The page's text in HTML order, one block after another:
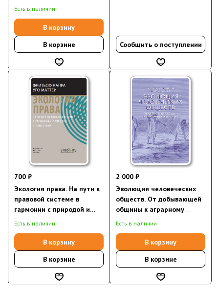
преодоления мировой
Есть в наличии
В корзину
В корзине
Сообщить о поступлении
700 ₽
Экология права. На пути к
правовой системе в
гармонии с природой и
обществом
Есть в наличии
В корзину
В корзине
2 000 ₽
Эволюция человеческих
обществ. От добывающей
общины к аграрному
государству
Есть в наличии
В корзину
В корзине